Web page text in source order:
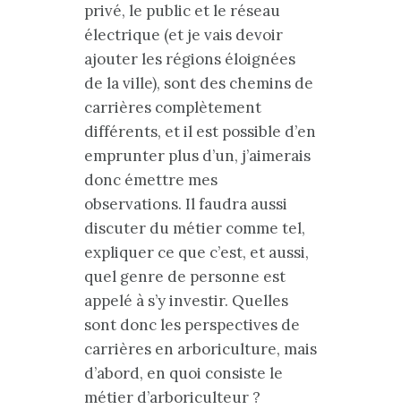
privé, le public et le réseau
électrique (et je vais devoir
ajouter les régions éloignées
de la ville), sont des chemins de
carrières complètement
différents, et il est possible d’en
emprunter plus d’un, j’aimerais
donc émettre mes
observations. Il faudra aussi
discuter du métier comme tel,
expliquer ce que c’est, et aussi,
quel genre de personne est
appelé à s’y investir. Quelles
sont donc les perspectives de
carrières en arboriculture, mais
d’abord, en quoi consiste le
métier d’arboriculteur ?